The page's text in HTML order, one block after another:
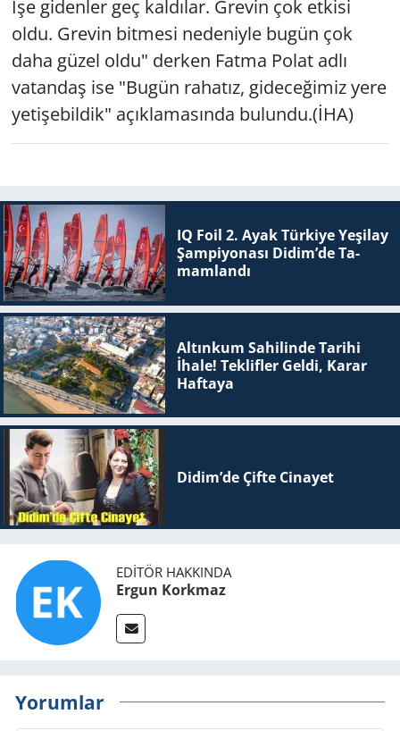
İşe gidenler geç kaldılar. Grevin çok etkisi
oldu. Grevin bitmesi nedeniyle bugün çok
daha güzel oldu" derken Fatma Polat adlı
vatandaş ise "Bugün rahatız, gideceğimiz yere
yetişebildik" açıklamasında bulundu.(İHA)
IQ Foil 2. Ayak Tür­ki­ye Ye­şi­lay
Şam­pi­yo­na­sı Didim’de Ta­
mam­lan­dı
Altınkum Sahilinde Tarihi
İhale! Teklifler Geldi, Karar
Haftaya
Didim’de Çifte Ci­na­yet
EDITÖR HAKKINDA
Ergun Korkmaz
Yorumlar